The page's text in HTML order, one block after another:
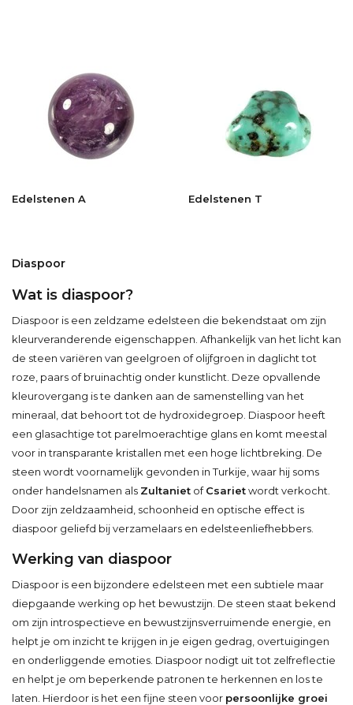
Edelstenen A Edelstenen T
Diaspoor
Wat is diaspoor?
Diaspoor is een zeldzame edelsteen die bekendstaat om zijn
kleurveranderende eigenschappen. Afhankelijk van het licht kan
de steen variëren van geelgroen of olijfgroen in daglicht tot
roze, paars of bruinachtig onder kunstlicht. Deze opvallende
kleurovergang is te danken aan de samenstelling van het
mineraal, dat behoort tot de hydroxidegroep. Diaspoor heeft
een glasachtige tot parelmoerachtige glans en komt meestal
voor in transparante kristallen met een hoge lichtbreking. De
steen wordt voornamelijk gevonden in Turkije, waar hij soms
onder handelsnamen als Zultaniet ofCsarietwordt verkocht.
Door zijn zeldzaamheid, schoonheid en optische effect is
diaspoor geliefd bij verzamelaars en edelsteenliefhebbers.
Werking van diaspoor
Diaspoor is een bijzondere edelsteen met een subtiele maar
diepgaande werking op het bewustzijn. De steen staat bekend
om zijn introspectieve en bewustzijnsverruimende energie, en
helpt je om inzicht te krijgen in je eigen gedrag, overtuigingen
en onderliggende emoties. Diaspoor nodigt uit tot zelfreflectie
en helpt je om beperkende patronen te herkennen en los te
laten. Hierdoor is het een fijne steen voor persoonlijke groei